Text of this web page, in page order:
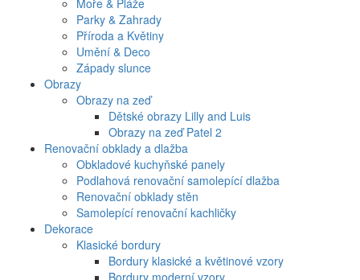
Moře & Pláže
Parky & Zahrady
Příroda a Květiny
Umění & Deco
Západy slunce
Obrazy
Obrazy na zeď
Dětské obrazy Lilly and Luis
Obrazy na zeď Patel 2
Renovační obklady a dlažba
Obkladové kuchyňské panely
Podlahová renovační samolepící dlažba
Renovační obklady stěn
Samolepící renovační kachličky
Dekorace
Klasické bordury
Bordury klasické a květinové vzory